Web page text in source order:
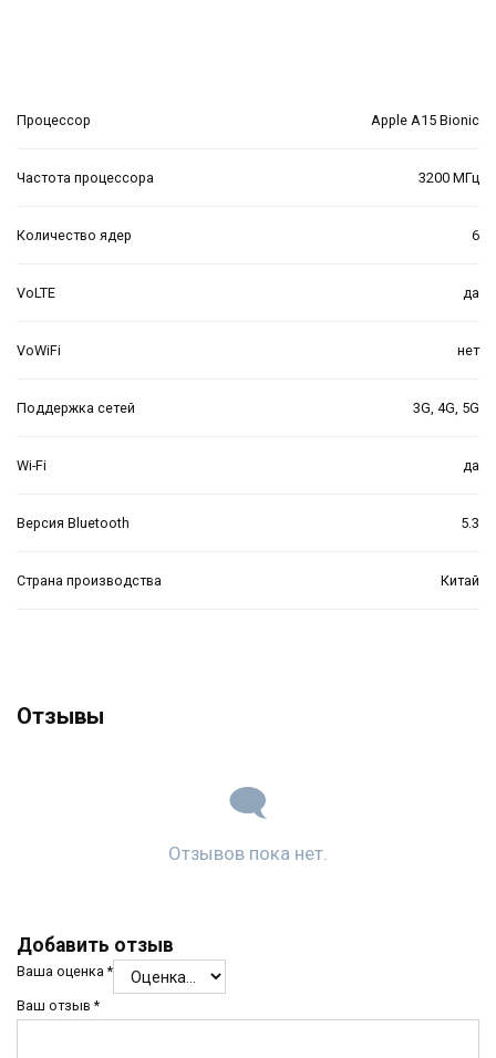
Процессор Apple A15 Bionic
Частота процессора 3200 МГц
Количество ядер 6
VoLTE да
VoWiFi нет
Поддержка сетей 3G, 4G, 5G
Wi-Fi да
Версия Bluetooth 5.3
Страна производства Китай
Отзывы
Отзывов пока нет.
Добавить отзыв
Ваша оценка*
Ваш отзыв*